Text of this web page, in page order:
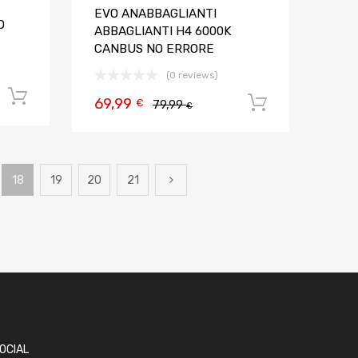
Aggiungi al carrello
EVO ANABBAGLIANTI
ABBAGLIANTI H4 6000K
CANBUS NO ERRORE
(0 reviews)
79,99€
69,99 €
18 19 20 21